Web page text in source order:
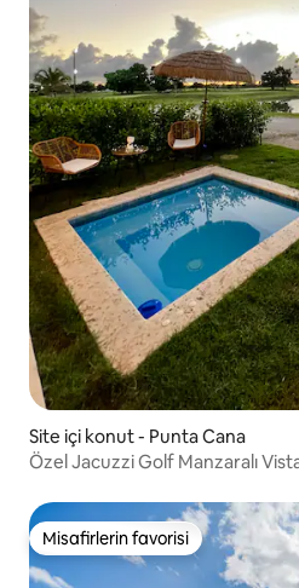
Site içi konut - Punta Cana
Özel Jacuzzi Golf Manzaralı
Misafirlerin favorisi
Misafirlerin favorisi